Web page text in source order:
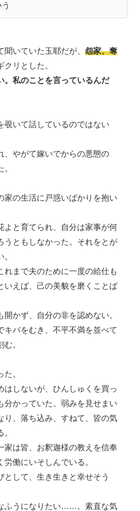
聞いていた玉耶だが、 怨家、奪
リとした。
。私のことを言っているんだ
覗いて話しているのではない
、やがて嫁いでからの悪態の
家の生活に戸惑いばかりを抱い
よと育てられ、自分は家事が何
うともしなかった。それをとが
れまで夫のために一度の給仕も
いえば、己の美貌を磨くことば
かず、自分の非を認めない。
キバをむき、不平不満を並べて
。
。
はしないが、ひんしゅくを買っ
分かっていた。弱みを見せまい
り、落ち込み、すねて、皆の気
家は皆、お釈迦様の教えを信奉
労働にいそしんでいる。
として、生き生きと幸せそう
ふうになりたい……。素直な気